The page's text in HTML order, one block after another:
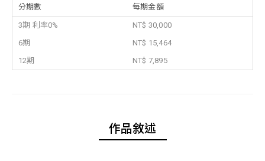
分期數 每期金額
3期 利率0%
NT$ 30,000
6期
NT$ 15,464
12期
NT$ 7,895
作品敘述